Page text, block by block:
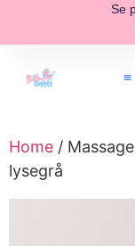
Se
Home /
lysegrå